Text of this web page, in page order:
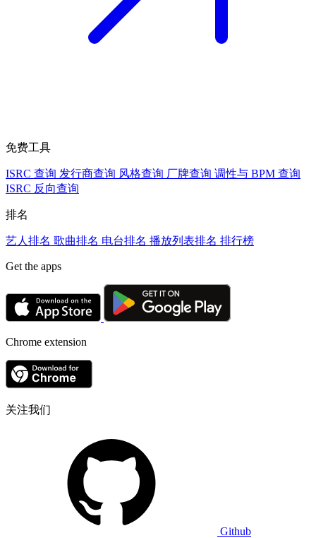
免费工具
ISRC 查询 发行商查询 风格查询 厂牌查询 调性与 BPM 查询
ISRC 反向查询
排名
艺人排名 歌曲排名 电台排名 播放列表排名 排行榜
Get the apps
Chrome extension
关注我们
Github